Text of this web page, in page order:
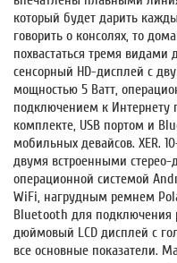
который будет дарить
говорить о консолях, то
похвастаться тремя
сенсорный HD-дисплей с
мощностью 5 Ватт,
подключением к
комплекте, USB портом и
мобильных девайсов. XER.
двумя встроенными
операционной системой
WiFi, нагрудным ремнем
Bluetooth для подключения
дюймовый LCD дисплей с
все основные показатели.